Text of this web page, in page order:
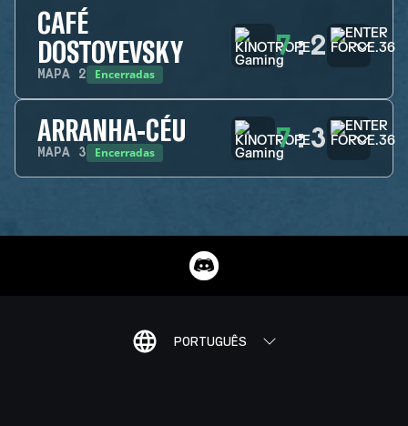
CAFÉ
DOSTOYEVSKY
MAPA 2 Encerradas
7:2
ARRANHA-CÉU
MAPA 3 Encerradas 7:3
PORTUGUÊS